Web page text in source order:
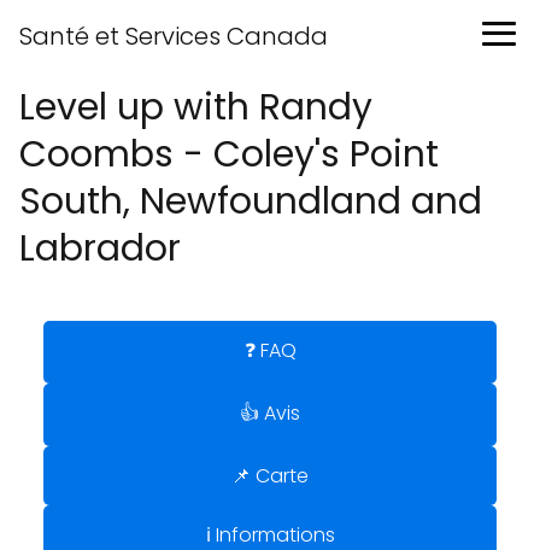
Santé et Services Canada
Level up with Randy
Coombs - Coley's Point
South, Newfoundland and
Labrador
❓ FAQ
👍 Avis
📌 Carte
ℹ️ Informations